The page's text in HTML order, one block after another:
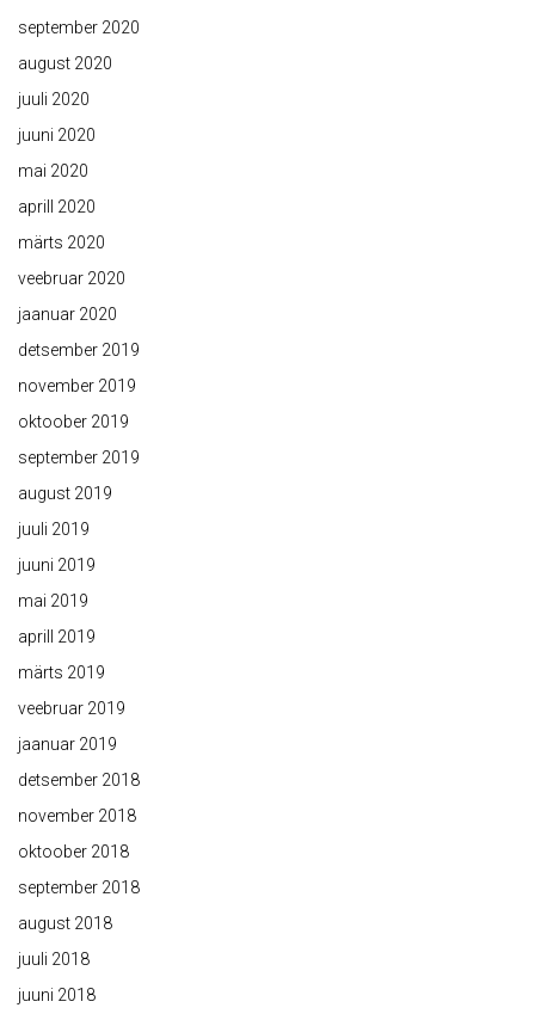
september 2020
august 2020
juuli 2020
juuni 2020
mai 2020
aprill 2020
märts 2020
veebruar 2020
jaanuar 2020
detsember 2019
november 2019
oktoober 2019
september 2019
august 2019
juuli 2019
juuni 2019
mai 2019
aprill 2019
märts 2019
veebruar 2019
jaanuar 2019
detsember 2018
november 2018
oktoober 2018
september 2018
august 2018
juuli 2018
juuni 2018